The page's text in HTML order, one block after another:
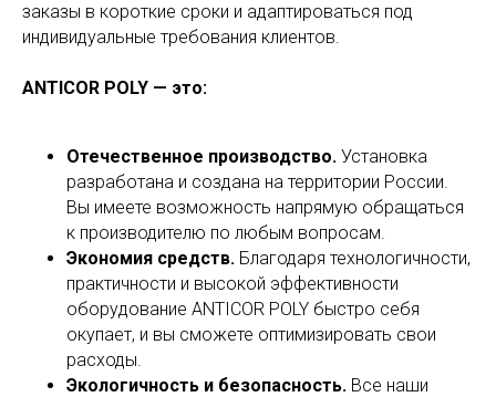
заказы в короткие сроки и адаптироваться под
индивидуальные требования клиентов.
ANTICOR POLY — это:
Отечественное производство. Установка
разработана и создана на территории России.
Вы имеете возможность напрямую обращаться
к производителю по любым вопросам.
Экономия средств. Благодаря технологичности,
практичности и высокой эффективности
оборудование ANTICOR POLY быстро себя
окупает, и вы сможете оптимизировать свои
расходы.
Экологичность и безопасность. Все наши